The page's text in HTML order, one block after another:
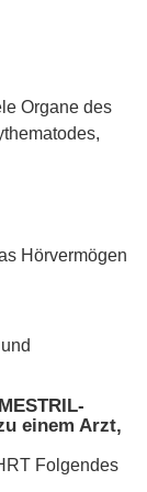
Organe des
Hörvermögen
einem Arzt,
Folgendes